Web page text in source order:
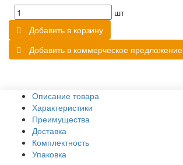
шт
Добавить в корзину
Добавить в коммерческое предложение
Описание товара
Характеристики
Преимущества
Доставка
Комплектность
Упаковка